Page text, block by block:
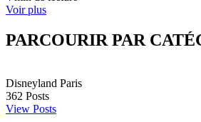
Voir plus
PARCOURIR PAR
Disneyland Paris
362 Posts
View Posts